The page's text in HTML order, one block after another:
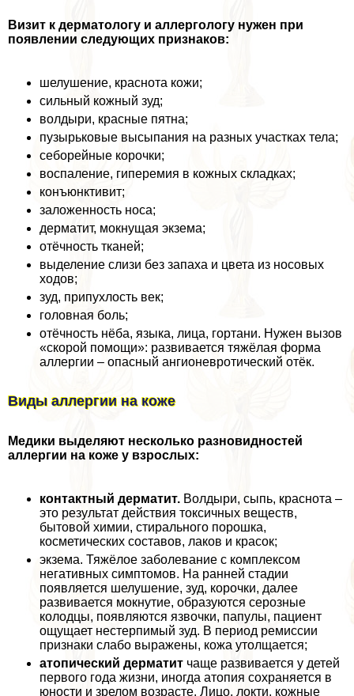
Визит к дерматологу и аллергологу нужен при
появлении следующих признаков:
шелушение, краснота кожи;
сильный кожный зуд;
волдыри, красные пятна;
пузырьковые высыпания на разных участках тела;
себорейные корочки;
воспаление, гиперемия в кожных складках;
конъюнктивит;
заложенность носа;
дерматит, мокнущая экзема;
отёчность тканей;
выделение слизи без запаха и цвета из носовых
ходов;
зуд, припухлость век;
головная боль;
отёчность нёба, языка, лица, гортани. Нужен вызов
«скорой помощи»: развивается тяжёлая форма
аллергии – опасный ангионевротический отёк.
Виды аллергии на коже
Медики выделяют несколько разновидностей
аллергии на коже у взрослых:
контактный дерматит. Волдыри, сыпь, краснота –
это результат действия токсичных веществ,
бытовой химии, стирального порошка,
косметических составов, лаков и красок;
экзема. Тяжёлое заболевание с комплексом
негативных симптомов. На ранней стадии
появляется шелушение, зуд, корочки, далее
развивается мокнутие, образуются серозные
колодцы, появляются язвочки, папулы, пациент
ощущает нестерпимый зуд. В период ремиссии
признаки слабо выражены, кожа утолщается;
атопический дерматит чаще развивается у детей
первого года жизни, иногда атопия сохраняется в
юности и зрелом возрасте. Лицо, локти, кожные